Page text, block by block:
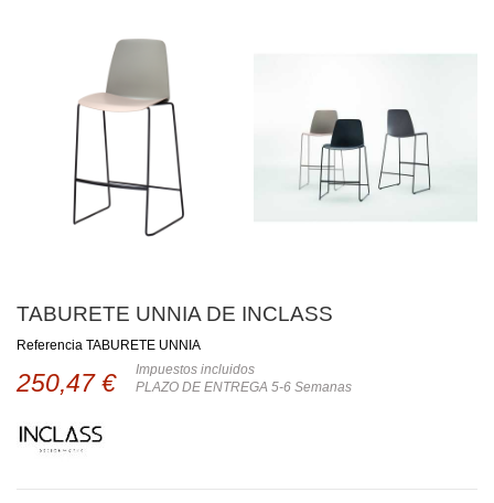
TABURETE UNNIA DE INCLASS
Referencia TABURETE UNNIA
250,47 €
Impuestos incluidos
PLAZO DE ENTREGA 5-6 Semanas